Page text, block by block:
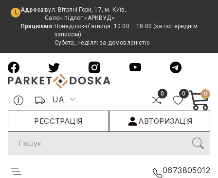
Адреса:вул. Вітряні Гори, 17, м. Київ,
Салон підлог «АРКВУД»
Працюємо: Понеділок-п'ятниця: 10:00 – 18:00 (за попереднім
записом)
Субота, неділя: за домовленістю
UA
0 0 0
РЕЄСТРАЦІЯ АВТОРИЗАЦІЯ
Search
0673805012